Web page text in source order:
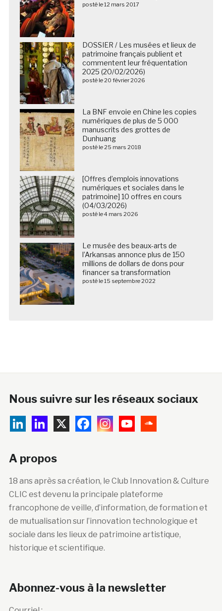
posté le 12 mars 2017
DOSSIER / Les musées et lieux de
patrimoine français publient et
commentent leur fréquentation
2025 (20/02/2026)
posté le 20 février 2026
La BNF envoie en Chine les copies
numériques de plus de 5 000
manuscrits des grottes de
Dunhuang
posté le 25 mars 2018
[Offres d’emplois innovations
numériques et sociales dans le
patrimoine] 10 offres en cours
(04/03/2026)
posté le 4 mars 2026
Le musée des beaux-arts de
l’Arkansas annonce plus de 150
millions de dollars de dons pour
financer sa transformation
posté le 15 septembre 2022
Nous suivre sur les réseaux sociaux
A propos
18 ans après sa création, le Club Innovation & Culture
CLIC est devenu la principale plateforme
francophone de veille, d’information, de formation et
de mutualisation sur l’innovation technologique et
sociale dans les lieux de patrimoine artistique,
historique et scientifique.
Abonnez-vous à la newsletter